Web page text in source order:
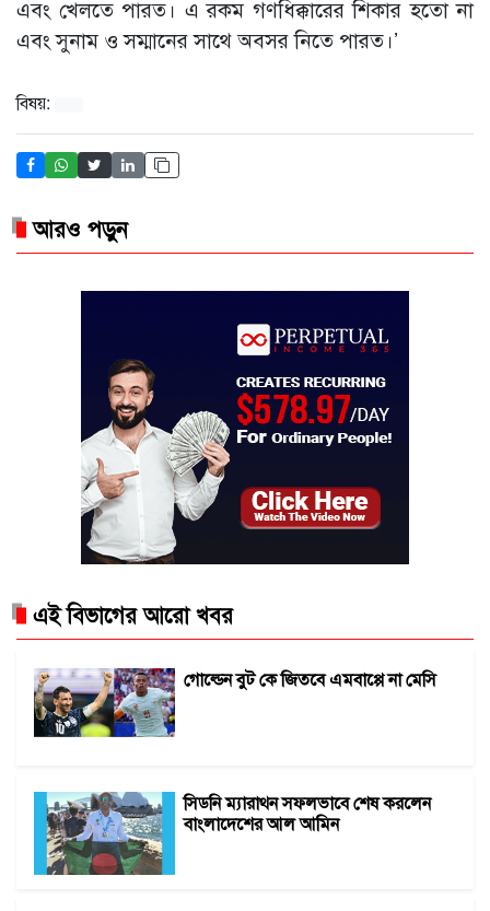
এবং খেলতে পারত। এ রকম গণধিক্কারের শিকার হতো না
এবং সুনাম ও সম্মানের সাথে অবসর নিতে পারত।’
বিষয়:
আরও পড়ুন
এই বিভাগের আরো খবর
গোল্ডেন বুট কে জিতবে এমবাপ্পে না মেসি
সিডনি ম্যারাথন সফলভাবে শেষ করলেন
বাংলাদেশের আল আমিন